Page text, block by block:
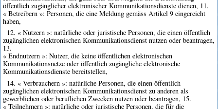
öffentlich zugänglicher elektronischer Kommunikationsdienste dienen, 11.
« Betreibern »: Personen, die eine Meldung gemäss Artikel 9 eingereicht
haben,
12. « Nutzern »: natürliche oder juristische Personen, die einen öffentlich
zugänglichen elektronischen Kommunikationsdienst nutzen oder beantragen,
13.
« Endnutzern »: Nutzer, die keine öffentlichen elektronischen
Kommunikationsnetze oder öffentlich zugängliche elektronische
Kommunikationsdienste bereitstellen,
14. « Verbrauchern »: natürliche Personen, die einen öffentlich
zugänglichen elektronischen Kommunikationsdienst zu anderen als
gewerblichen oder beruflichen Zwecken nutzen oder beantragen, 15.
« Teilnehmern »: natürliche oder juristische Personen, die für die